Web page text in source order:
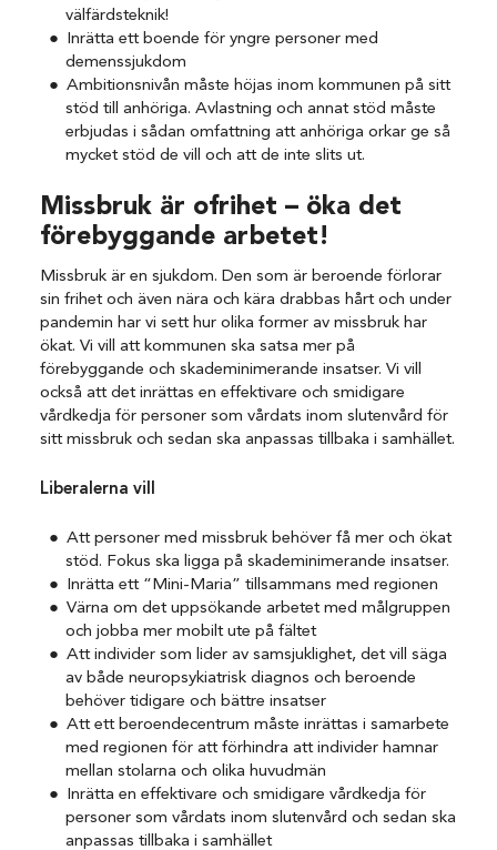
välfärdsteknik!
Inrätta ett boende för yngre personer med
demenssjukdom
Ambitionsnivån måste höjas inom kommunen på sitt
stöd till anhöriga. Avlastning och annat stöd måste
erbjudas i sådan omfattning att anhöriga orkar ge så
mycket stöd de vill och att de inte slits ut.
Missbruk är ofrihet – öka det
förebyggande arbetet!
Missbruk är en sjukdom. Den som är beroende förlorar
sin frihet och även nära och kära drabbas hårt och under
pandemin har vi sett hur olika former av missbruk har
ökat. Vi vill att kommunen ska satsa mer på
förebyggande och skademinimerande insatser. Vi vill
också att det inrättas en effektivare och smidigare
vårdkedja för personer som vårdats inom slutenvård för
sitt missbruk och sedan ska anpassas tillbaka i samhället.
Liberalerna vill
Att personer med missbruk behöver få mer och ökat
stöd. Fokus ska ligga på skademinimerande insatser.
Inrätta ett “Mini-Maria” tillsammans med regionen
Värna om det uppsökande arbetet med målgruppen
och jobba mer mobilt ute på fältet
Att individer som lider av samsjuklighet, det vill säga
av både neuropsykiatrisk diagnos och beroende
behöver tidigare och bättre insatser
Att ett beroendecentrum måste inrättas i samarbete
med regionen för att förhindra att individer hamnar
mellan stolarna och olika huvudmän
Inrätta en effektivare och smidigare vårdkedja för
personer som vårdats inom slutenvård och sedan ska
anpassas tillbaka i samhället